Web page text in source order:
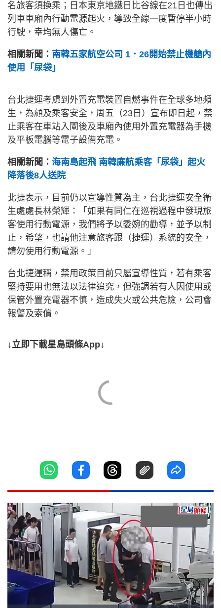
名旅客須換乘；日本東京地鐵日比谷線在21日也傳出
列車車廂內行動電源起火，導致全線一度暫停半小時
行駛，幸均無人傷亡。
相關新聞： 南韓五家航空公司 1．26開始禁止機艙內
使用「尿袋」
台北捷運考慮到外置充電裝置自燃事件在全球多地頻
生，為顧及乘客安全，周五（23日）宣布即日起，禁
止乘客在車站入閘後及車廂內使用外置充電器為手機
及平板電腦等電子設備充電。
相關新聞： 海南島起飛 南韓廉航乘客「尿袋」起火
降落後8人送院
北捷表示，目前仍以宣導性質為主，台北捷運安全衛
生處處長林榮輝：「如果有同仁在巡視過程中發現旅
客使用行動電源，我們將予以委婉的勸導，並予以制
止，希望，也請他注意旅客跟（捷運）系統的安全，
請勿使用行動電源。」
台北捷運稱，禁用政策目前只屬宣導性質，若有乘客
堅持要用也無法以法律追究，但強調若有人因使用或
保管外置充電器不慎，造成失火或公共危險，公司會
報警及索償。
↓立即下載星島頭條App↓